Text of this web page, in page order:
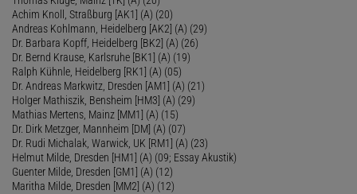
Achim Knoll, Straßburg [AK1] (A) (20)
Andreas Kohlmann, Heidelberg [AK2] (A) (29)
Dr. Barbara Kopff, Heidelberg [BK2] (A) (26)
Dr. Bernd Krause, Karlsruhe [BK1] (A) (19)
Ralph Kühnle, Heidelberg [RK1] (A) (05)
Dr. Andreas Markwitz, Dresden [AM1] (A) (21)
Holger Mathiszik, Bensheim [HM3] (A) (29)
Mathias Mertens, Mainz [MM1] (A) (15)
Dr. Dirk Metzger, Mannheim [DM] (A) (07)
Dr. Rudi Michalak, Warwick, UK [RM1] (A) (23)
Helmut Milde, Dresden [HM1] (A) (09; Essay Akustik)
Guenter Milde, Dresden [GM1] (A) (12)
Maritha Milde, Dresden [MM2] (A) (12)